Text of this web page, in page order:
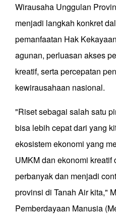
Wirausaha Unggulan
menjadi langkah konkret
pemanfaatan Hak
agunan, perluasan akses
kreatif, serta percepatan
kewirausahaan nasional.
"Riset sebagai salah satu
bisa lebih cepat dari yang
ekosistem ekonomi yang
UMKM dan ekonomi kreatif
perbanyak dan menjadi
provinsi di Tanah Air kita,"
Pemberdayaan Manusia